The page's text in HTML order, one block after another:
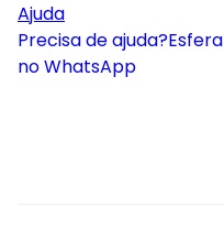
Ajuda
Precisa de ajuda?Esfera
no WhatsApp